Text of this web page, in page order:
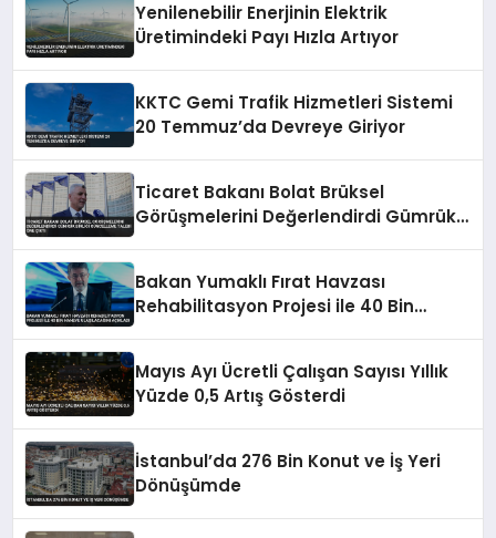
Yenilenebilir Enerjinin Elektrik
Üretimindeki Payı Hızla Artıyor
KKTC Gemi Trafik Hizmetleri Sistemi
20 Temmuz’da Devreye Giriyor
Ticaret Bakanı Bolat Brüksel
Görüşmelerini Değerlendirdi Gümrük
Bakan Yumaklı Fırat Havzası
Rehabilitasyon Projesi ile 40 Bin
Mayıs Ayı Ücretli Çalışan Sayısı Yıllık
Yüzde 0,5 Artış Gösterdi
İstanbul’da 276 Bin Konut ve İş Yeri
Dönüşümde